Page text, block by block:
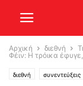
Αρχική διεθνή
Φέιν: Η τρόικα έφυγε,
διεθνή συνεντεύξεις